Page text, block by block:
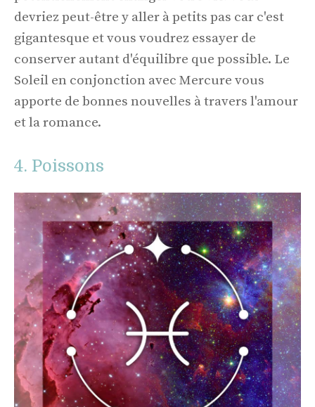
devriez peut-être y aller à petits pas car c'est
gigantesque et vous voudrez essayer de
conserver autant d'équilibre que possible. Le
Soleil en conjonction avec Mercure vous
apporte de bonnes nouvelles à travers l'amour
et la romance.
4. Poissons